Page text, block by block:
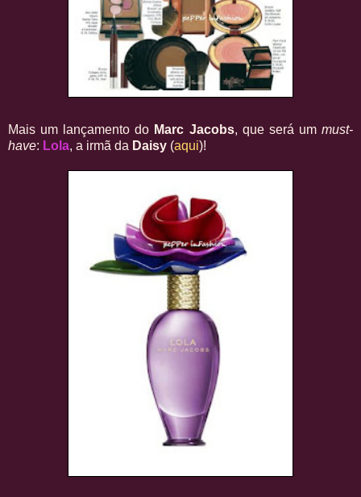
Mais um lançamento do Marc Jacobs, que será ummust-
have: Lola, a irmã da Daisy (aqui)!